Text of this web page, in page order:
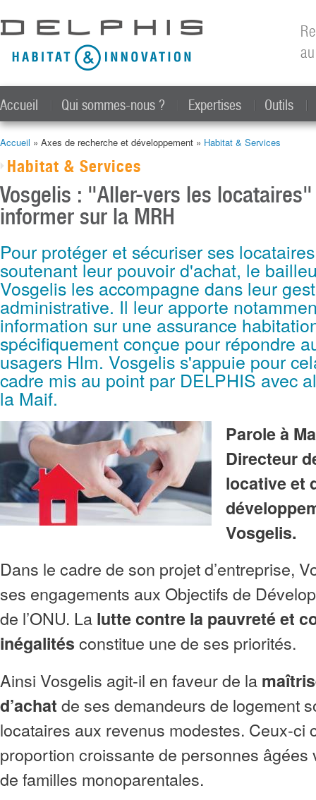
Accueil Qui sommes-nous ? Expertises Outils
Accueil » Axes de recherche et développement » Habitat & Services
Habitat & Services
Vosgelis : "Aller-vers les
informer sur la MRH
Pour protéger et sécuriser ses
soutenant leur pouvoir d'achat, le
Vosgelis les accompagne dans leur
administrative. Il leur apporte
information sur une assurance
spécifiquement conçue pour répondre
usagers Hlm. Vosgelis s'appuie pour
cadre mis au point par DELPHIS avec
la Maif.
Parole à
Directeur
locative et
Vosgelis.
Dans le cadre de son projet d’entreprise,
ses engagements aux Objectifs de
de l’ONU. La lutte contre la pauvreté et
inégalités constitue une de ses priorités.
Ainsi Vosgelis agit-il en faveur de la
d’achat de ses demandeurs de logement
locataires aux revenus modestes. Ceux-ci
proportion croissante de personnes âgées
de familles monoparentales.